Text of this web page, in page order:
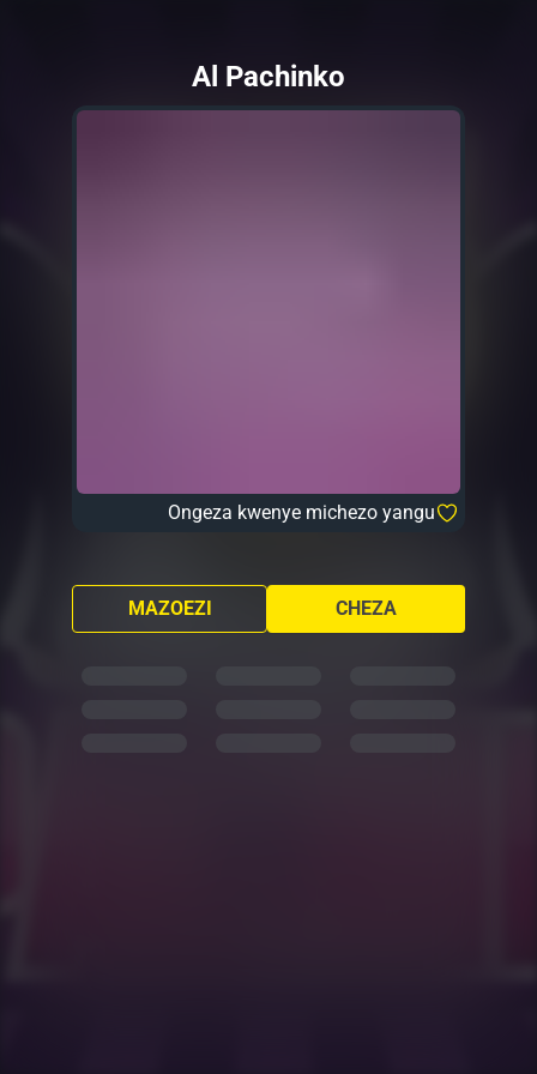
Al Pachinko
Ongeza kwenye michezo yangu
CHEZA
MAZOEZI